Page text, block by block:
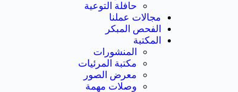
حافلة التوعية
مجالات عملنا
الفحص المبكر
المكتبة
المنشورات
مكتبة المرئيات
معرض الصور
وصلات مهمة